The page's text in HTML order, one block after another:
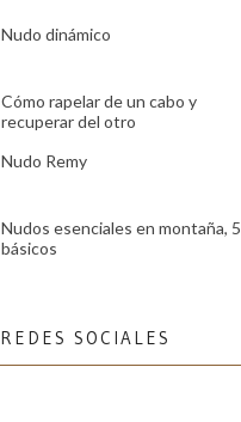
Nudo dinámico
Cómo rapelar de un cabo y
recuperar del otro
Nudo Remy
Nudos esenciales en montaña, 5
básicos
REDES SOCIALES